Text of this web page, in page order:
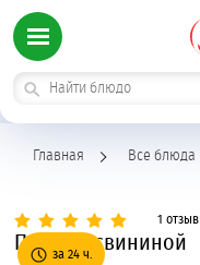
Главная Все блюда
1 отзыв
за 24 ч.
Плов со свининой